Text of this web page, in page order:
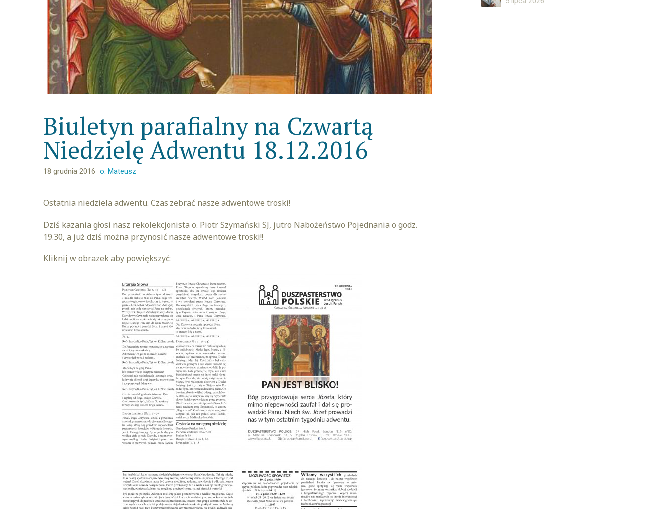
Biuletyn parafialny na Czwartą
Niedzielę Adwentu 18.12.2016
18 grudnia 2016 o. Mateusz
Ostatnia niedziela adwentu. Czas zebrać nasze adwentowe troski!
Dziś kazania głosi nasz rekolekcjonista o. Piotr Szymański SJ, jutro Nabożeństwo Pojednania o godz.
19.30, a już dziś można przynosić nasze adwentowe troski!!
Kliknij w obrazek aby powiększyć: